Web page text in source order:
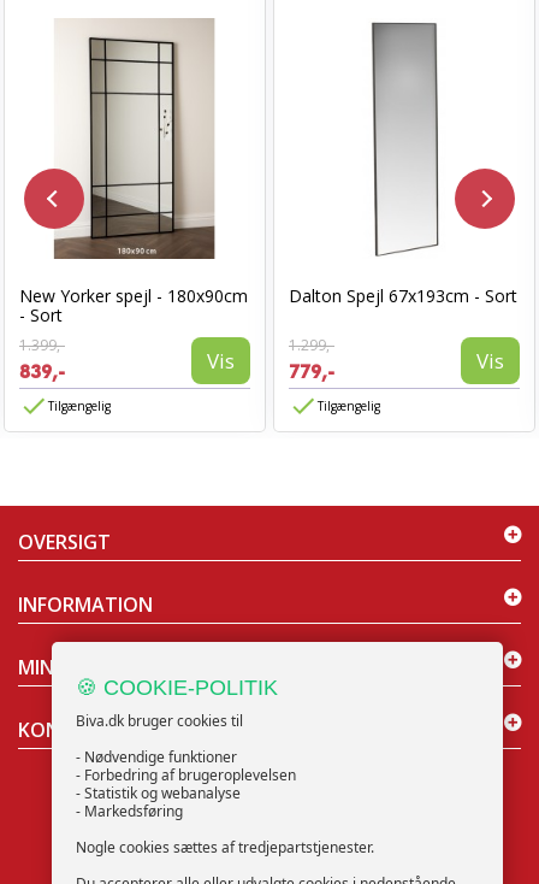
New Yorker spejl - 180x90cm
- Sort
1.399,-
839,- Vis
Tilgængelig
Dalton Spejl 67x193cm - Sort
1.299,-
779,- Vis
Tilgængelig
OVERSIGT
INFORMATION
MIN KONTO
KONTAKT OS
NYHEDSBREV
🍪 COOKIE-POLITIK
Biva.dk bruger cookies til
- Nødvendige funktioner
- Forbedring af brugeroplevelsen
- Statistik og webanalyse
- Markedsføring
Nogle cookies sættes af tredjepartstjenester.